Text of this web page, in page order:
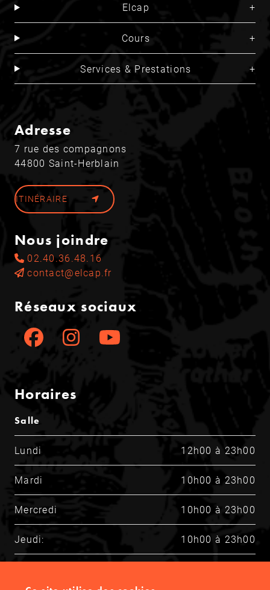
Elcap
Cours
Services & Prestations
Adresse
7 rue des compagnons
44800 Saint-Herblain
ITINÉRAIRE
Nous joindre
02.40.36.48.16
contact@elcap.fr
Réseaux sociaux
Horaires
Salle
Lundi 12h00 à 23h00
Mardi 10h00 à 23h00
Mercredi 10h00 à 23h00
Jeudi: 10h00 à 23h00